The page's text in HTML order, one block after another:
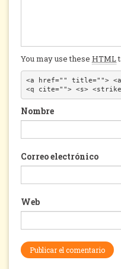
You may use these HTML
<a href="" title="">
<q cite=""> <s>
Nombre
Correo electrónico
Web